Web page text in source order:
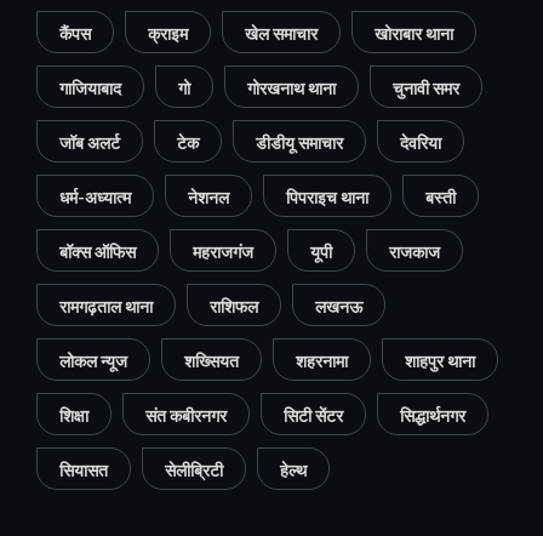
कैंपस क्राइम खेल समाचार खोराबार थाना
गाजियाबाद गो गोरखनाथ थाना चुनावी समर
जॉब अलर्ट टेक डीडीयू समाचार देवरिया
धर्म-अध्यात्म नेशनल पिपराइच थाना बस्ती
बॉक्स ऑफिस महराजगंज यूपी राजकाज
रामगढ़ताल थाना राशिफल लखनऊ
लोकल न्यूज शख्सियत शहरनामा शाहपुर थाना
शिक्षा संत कबीरनगर सिटी सेंटर सिद्धार्थनगर
सियासत सेलीब्रिटी हेल्थ